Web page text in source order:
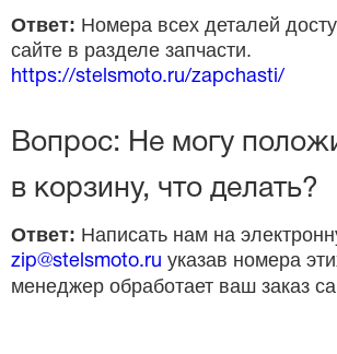
Ответ: Номера всех деталей
сайте в разделе запчасти.
https://stelsmoto.ru/zapchasti/
Вопрос: Не могу
в корзину, что делать?
Ответ: Написать нам на
zip@stelsmoto.ru указав номера
менеджер обработает ваш заказ